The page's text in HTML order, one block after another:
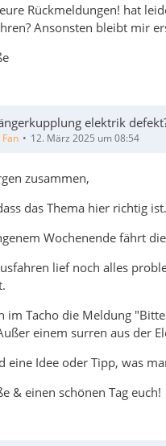
Rückmeldungen! hat
Ansonsten bleibt mir
elektrik
Fan 12. März 2025 um 08:54
zusammen,
das Thema hier richtig
Wochenende fährt
lief noch alles
im Tacho die Meldung
einem surren aus der
eine Idee oder Tipp, was
& einen schönen Tag euch!